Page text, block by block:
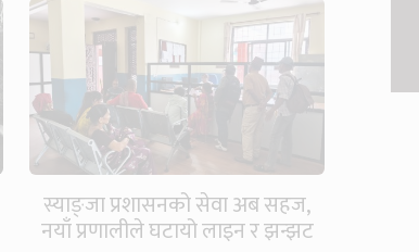
स्याङ्जा प्रशासनको सेवा अब सहज,
नयाँ प्रणालीले घटायो लाइन र झन्झट